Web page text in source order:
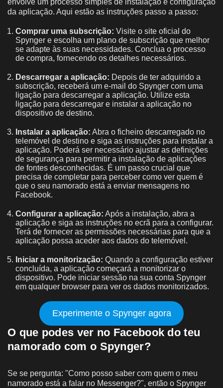
da aplicação. Aqui estão as instruções passo a passo:
Comprar uma subscrição: Visite o site oficial do
Spynger e escolha um plano de subscrição que melhor
se adapte às suas necessidades. Conclua o processo
de compra, fornecendo os detalhes necessários.
Descarregar a aplicação: Depois de ter adquirido a
subscrição, receberá um e-mail do Spynger com uma
ligação para descarregar a aplicação. Utilize esta
ligação para descarregar e instalar a aplicação no
dispositivo de destino.
Instalar a aplicação: Abra o ficheiro descarregado no
telemóvel de destino e siga as instruções para instalar a
aplicação. Poderá ser necessário ajustar as definições
de segurança para permitir a instalação de aplicações
de fontes desconhecidas. É um passo crucial que
precisa de completar para perceber como ver quem é
que o seu namorado está a enviar mensagens no
Facebook.
Configurar a aplicação: Após a instalação, abra a
aplicação e siga as instruções no ecrã para a configurar.
Terá de fornecer as permissões necessárias para que a
aplicação possa aceder aos dados do telemóvel.
Iniciar a monitorização: Quando a configuração estiver
concluída, a aplicação começará a monitorizar o
dispositivo. Pode iniciar sessão na sua conta Spynger
em qualquer browser para ver os dados monitorizados.
Experimente o Spynger agora
O que podes ver no Facebook do teu
namorado com o Spynger?
Se se pergunta: "Como posso saber com quem o meu
namorado está a falar no Messenger?", então o Spynger